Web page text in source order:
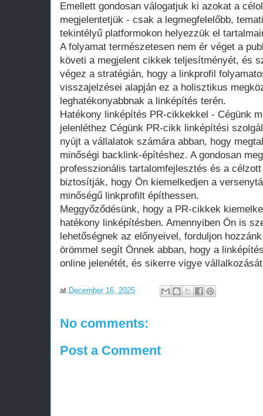
Emellett gondosan válogatjuk ki azokat a
megjelentetjük - csak a legmegfelelőbb,
tekintélyű platformokon helyezzük el
A folyamat természetesen nem ér véget a
követi a megjelent cikkek teljesítményét, és
végez a stratégián, hogy a linkprofil
visszajelzései alapján ez a holisztikus
leghatékonyabbnak a linképítés terén.
Hatékony linképítés PR-cikkekkel - Cégünk
jelenléthez Cégünk PR-cikk linképítési
nyújt a vállalatok számára abban, hogy
minőségi backlink-építéshez. A gondosan
professzionális tartalomfejlesztés és a
biztosítják, hogy Ön kiemelkedjen a
minőségű linkprofilt építhessen.
Meggyőződésünk, hogy a PR-cikkek
hatékony linképítésben. Amennyiben Ön is
lehetőségnek az előnyeivel, forduljon
örömmel segít Önnek abban, hogy a
online jelenétét, és sikerre vigye
at December 16, 2025
No comments:
Post a Comment